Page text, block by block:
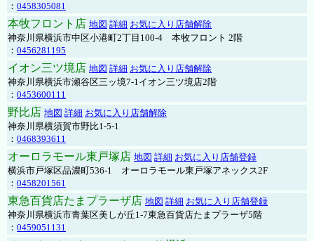
： 0458305081
本牧フロント店 地図 詳細 お気に入り店舗解除
神奈川県横浜市中区小港町2丁目100-4 本牧フロント 2階
： 0456281195
イオン三ツ境店 地図 詳細 お気に入り店舗解除
神奈川県横浜市瀬谷区三ッ境7-1イオン三ツ境店2階
： 0453600111
野比店 地図 詳細 お気に入り店舗解除
神奈川県横須賀市野比1-5-1
： 0468393611
オーロラモール東戸塚店 地図 詳細 お気に入り店舗登録
横浜市戸塚区品濃町536-1 オーロラモール東戸塚アネックス2F
： 0458201561
東急百貨店たまプラーザ店 地図 詳細 お気に入り店舗登録
神奈川県横浜市青葉区美しが丘1-7東急百貨店たまプラーザ5階
： 0459051131